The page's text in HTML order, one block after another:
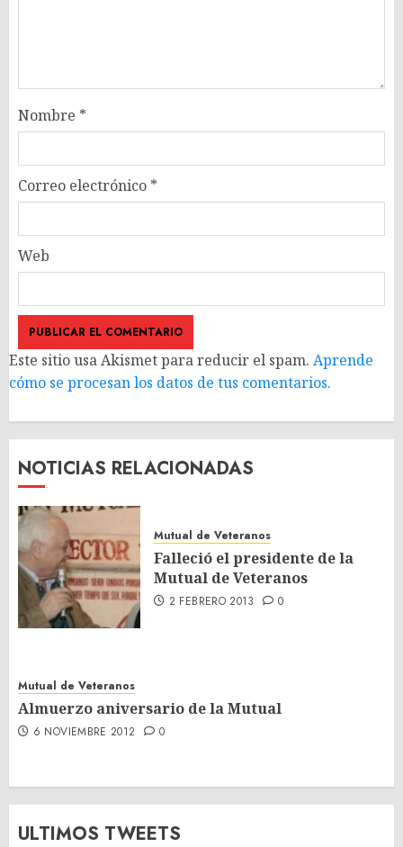
Nombre *
Correo electrónico *
Web
Este sitio usa Akismet para reducir el spam. Aprende
cómo se procesan los datos de tus comentarios.
NOTICIAS RELACIONADAS
Mutual de Veteranos
Falleció el presidente de la
Mutual de Veteranos
2 FEBRERO 2013 0
Mutual de Veteranos
Almuerzo aniversario de la Mutual
6 NOVIEMBRE 2012 0
ULTIMOS TWEETS